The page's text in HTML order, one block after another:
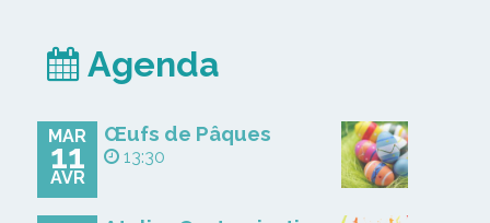
Agenda
MAR
11
AVR
Œufs de Pâques
13:30